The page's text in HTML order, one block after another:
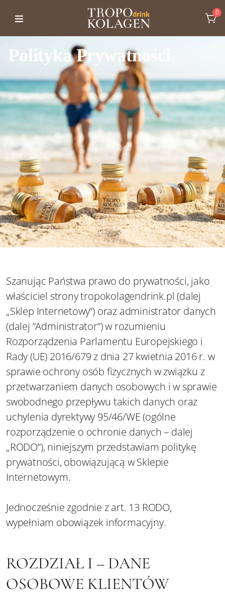
0
Polityka Prywatności
Szanując Państwa prawo do prywatności, jako
właściciel strony tropokolagendrink.pl (dalej
„Sklep Internetowy”) oraz administrator danych
(dalej ”Administrator”) w rozumieniu
Rozporządzenia Parlamentu Europejskiego i
Rady (UE) 2016/679 z dnia 27 kwietnia 2016 r. w
sprawie ochrony osób fizycznych w związku z
przetwarzaniem danych osobowych i w sprawie
swobodnego przepływu takich danych oraz
uchylenia dyrektywy 95/46/WE (ogólne
rozporządzenie o ochronie danych – dalej
„RODO”), niniejszym przedstawiam politykę
prywatności, obowiązującą w Sklepie
Internetowym.
Jednocześnie zgodnie z art. 13 RODO,
wypełniam obowiązek informacyjny.
ROZDZIAŁ I – DANE
OSOBOWE KLIENTÓW